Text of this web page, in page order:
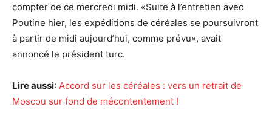
compter de ce mercredi midi. «Suite à l’entretien avec
Poutine hier, les expéditions de céréales se poursuivront
à partir de midi aujourd’hui, comme prévu», avait
annoncé le président turc.
Lire aussi: Accord sur les céréales : vers un retrait de
Moscou sur fond de mécontentement !